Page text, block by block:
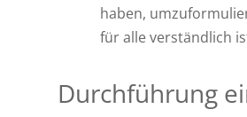
haben,
für alle verständlich
Durchführung